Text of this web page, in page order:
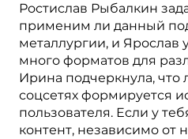
Ростислав Рыбалкин
применим ли данный
металлургии, и Ярослав
много форматов для
Ирина подчеркнула, что
соцсетях формируется
пользователя. Если у
контент, независимо от